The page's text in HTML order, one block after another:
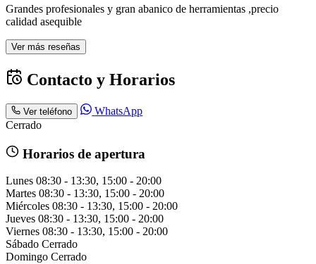
Grandes profesionales y gran abanico de herramientas ,precio
calidad asequible
Ver más reseñas
Contacto y Horarios
Ver teléfono
WhatsApp
Cerrado
Horarios de apertura
Lunes 08:30 - 13:30, 15:00 - 20:00
Martes 08:30 - 13:30, 15:00 - 20:00
Miércoles 08:30 - 13:30, 15:00 - 20:00
Jueves 08:30 - 13:30, 15:00 - 20:00
Viernes 08:30 - 13:30, 15:00 - 20:00
Sábado Cerrado
Domingo Cerrado